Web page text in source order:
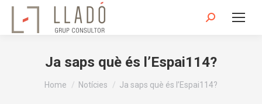
Search:
Ja saps què és l’Espai114?
You are here:
Home Notícies Ja saps què és l’Espai114?